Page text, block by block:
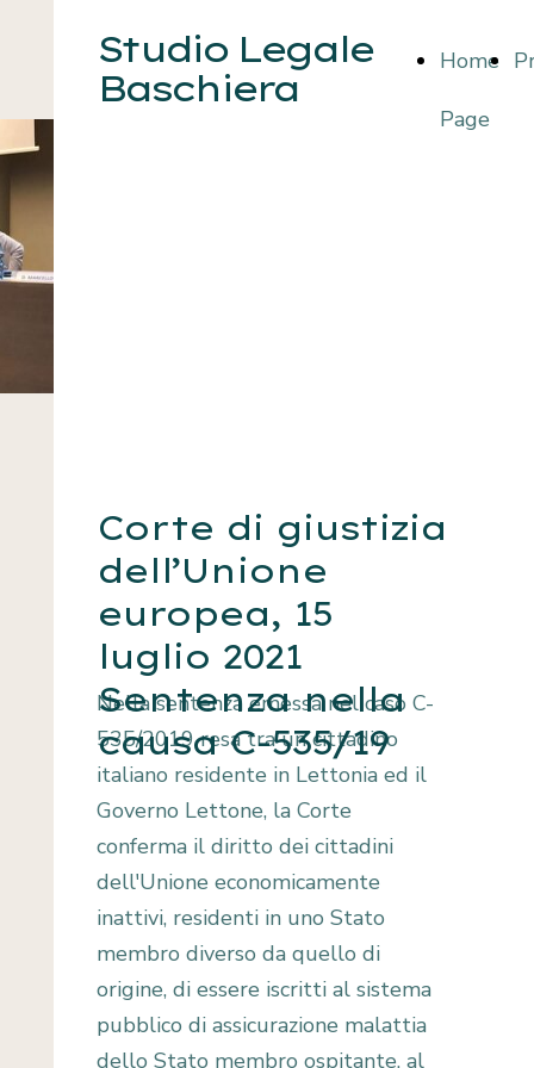
Home
Page
Studio Legale
Baschiera
Corte di giustizia
dell’Unione
europea, 15
luglio 2021
Sentenza nella
causa C-535/19
Nella sentenza emessa nel caso C-
535/2019 resa tra un cittadino
italiano residente in Lettonia ed il
Governo Lettone, la Corte
conferma il diritto dei cittadini
dell'Unione economicamente
inattivi, residenti in uno Stato
membro diverso da quello di
origine, di essere iscritti al sistema
pubblico di assicurazione malattia
dello Stato membro ospitante, al